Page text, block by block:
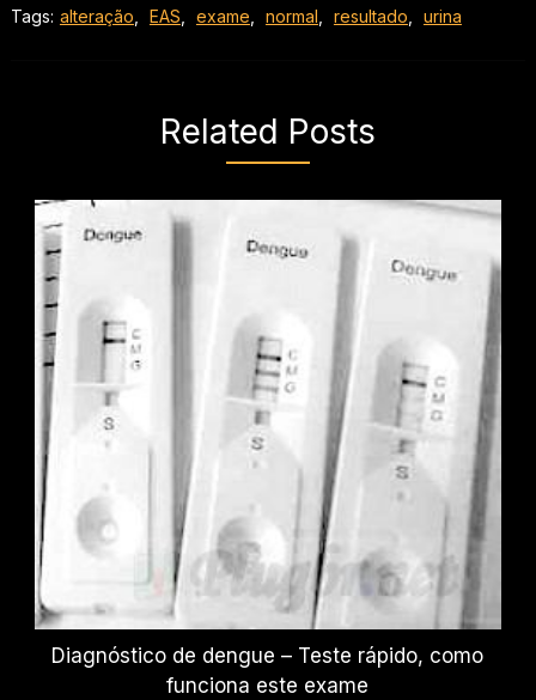
Tags: alteração EAS exame normal resultado urina
Related Posts
Diagnóstico de dengue – Teste rápido, como
funciona este exame